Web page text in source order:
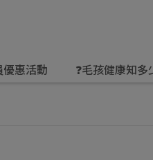
惠活動 ❓毛孩健康知多